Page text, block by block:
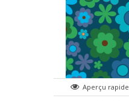
Aperçu rapide